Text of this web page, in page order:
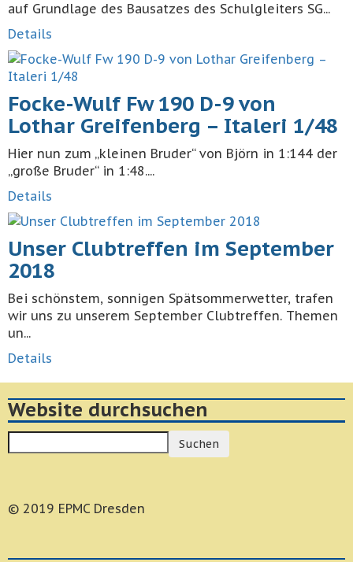
auf Grundlage des Bausatzes des Schulgleiters SG...
Details
Focke-Wulf Fw 190 D-9 von
Lothar Greifenberg – Italeri 1/48
Hier nun zum „kleinen Bruder“ von Björn in 1:144 der
„große Bruder“ in 1:48....
Details
Unser Clubtreffen im September
2018
Bei schönstem, sonnigen Spätsommerwetter, trafen
wir uns zu unserem September Clubtreffen. Themen
un...
Details
Website durchsuchen
Suchen
© 2019 EPMC Dresden